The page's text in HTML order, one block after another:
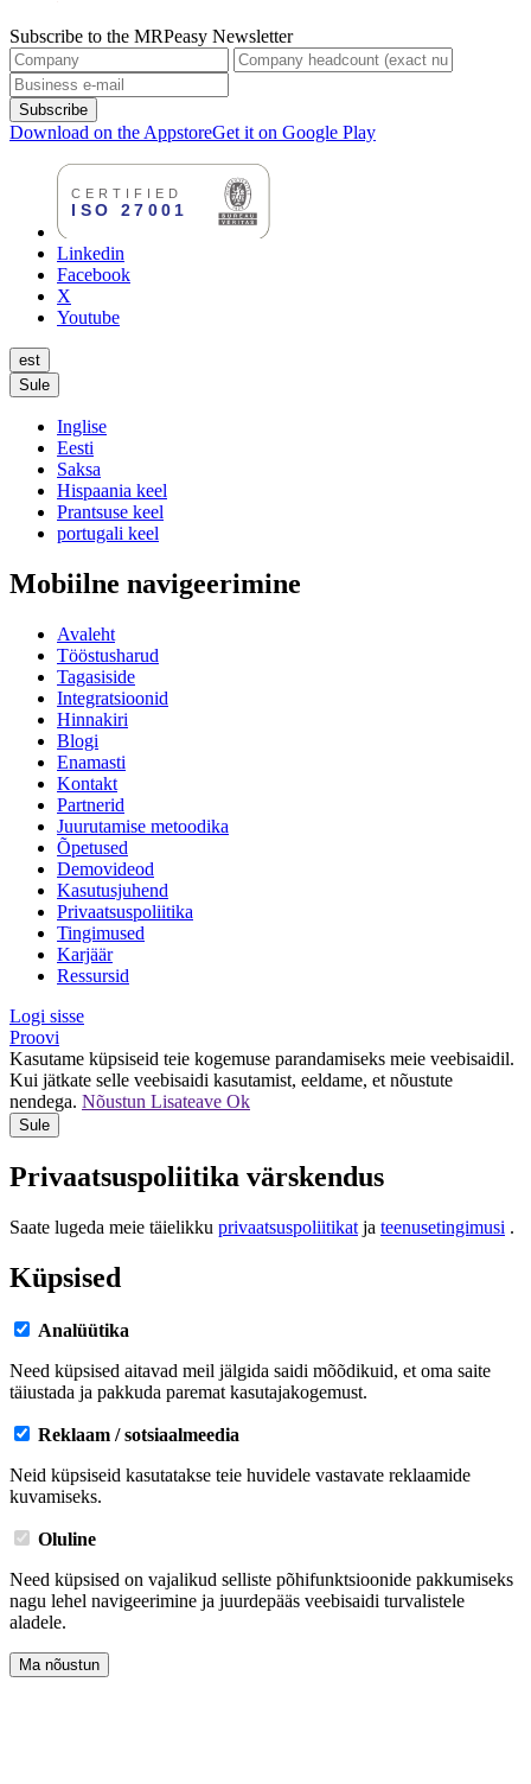
Subscribe to the MRPeasy Newsletter
Subscribe
Download on the AppstoreGet it on Google Play
Linkedin
Facebook
X
Youtube
est
Sule
Inglise
Eesti
Saksa
Hispaania keel
Prantsuse keel
portugali keel
Mobiilne navigeerimine
Avaleht
Tööstusharud
Tagasiside
Integratsioonid
Hinnakiri
Blogi
Enamasti
Kontakt
Partnerid
Juurutamise metoodika
Õpetused
Demovideod
Kasutusjuhend
Privaatsuspoliitika
Tingimused
Karjäär
Ressursid
Logi sisse
Proovi
Kasutame küpsiseid teie kogemuse parandamiseks meie veebisaidil.
Kui jätkate selle veebisaidi kasutamist, eeldame, et nõustute
nendega. Nõustun Lisateave Ok
Sule
Privaatsuspoliitika värskendus
Saate lugeda meie täielikku privaatsuspoliitikat ja teenusetingimusi .
Küpsised
Analüütika
Need küpsised aitavad meil jälgida saidi mõõdikuid, et oma saite
täiustada ja pakkuda paremat kasutajakogemust.
Reklaam / sotsiaalmeedia
Neid küpsiseid kasutatakse teie huvidele vastavate reklaamide
kuvamiseks.
Oluline
Need küpsised on vajalikud selliste põhifunktsioonide pakkumiseks
nagu lehel navigeerimine ja juurdepääs veebisaidi turvalistele
aladele.
Ma nõustun